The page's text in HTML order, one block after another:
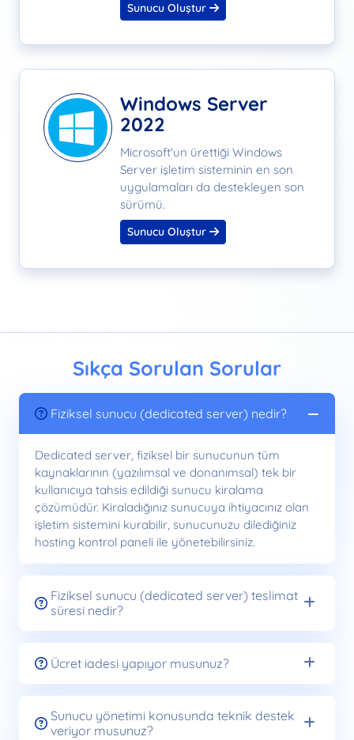
Sunucu Oluştur
Windows Server
2022
Microsoft'un ürettiği Windows
Server işletim sisteminin en son
uygulamaları da destekleyen son
sürümü.
Sunucu Oluştur
Sıkça Sorulan Sorular
Fiziksel sunucu (dedicated server) nedir?
Dedicated server, fiziksel bir sunucunun tüm
kaynaklarının (yazılımsal ve donanımsal) tek bir
kullanıcıya tahsis edildiği sunucu kiralama
çözümüdür. Kiraladığınız sunucuya ihtiyacınız olan
işletim sistemini kurabilir, sunucunuzu dilediğiniz
hosting kontrol paneli ile yönetebilirsiniz.
Fiziksel sunucu (dedicated server) teslimat
süresi nedir?
Ücret iadesi yapıyor musunuz?
Sunucu yönetimi konusunda teknik destek
veriyor musunuz?